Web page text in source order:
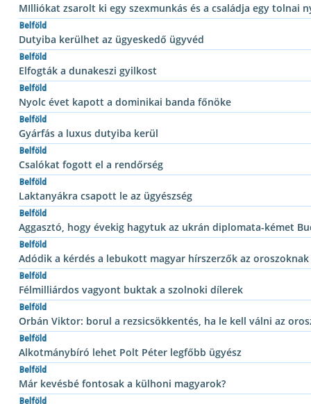
MIlliókat zsarolt ki egy szexmunkás és a családja egy tolnai
Belföld
Dutyiba kerülhet az ügyeskedő ügyvéd
Belföld
Elfogták a dunakeszi gyilkost
Belföld
Nyolc évet kapott a dominikai banda főnöke
Belföld
Gyárfás a luxus dutyiba kerül
Belföld
Csalókat fogott el a rendőrség
Belföld
Laktanyákra csapott le az ügyészség
Belföld
Aggasztó, hogy évekig hagytuk az ukrán diplomata-kémet
Belföld
Adódik a kérdés a lebukott magyar hírszerzők az
Belföld
Félmilliárdos vagyont buktak a szolnoki dílerek
Belföld
Orbán Viktor: borul a rezsicsökkentés, ha le kell válni az
Belföld
Alkotmánybíró lehet Polt Péter legfőbb ügyész
Belföld
Már kevésbé fontosak a külhoni magyarok?
Belföld